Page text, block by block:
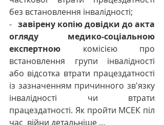
без встановлення інвалідності;
- завірену копію довідки до акта
огляду медико-соціальною
експертною комісією про
встановлення групи інвалідності
або відсотка втрати працездатності
із зазначенням причинного зв'язку
інвалідності чи втрати
працездатності. Як пройти МСЕК піл
час  війни детальніше …